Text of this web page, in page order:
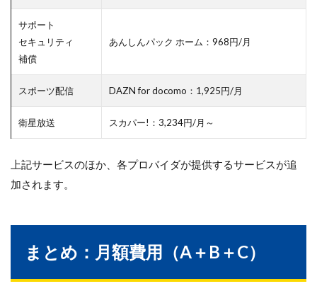
サポート
セキュリティ
補償
あんしんパック ホーム：968円/月
スポーツ配信 DAZN for docomo：1,925円/月
衛星放送 スカパー!：3,234円/月～
上記サービスのほか、各プロバイダが提供するサービスが追
加されます。
まとめ：月額費用（A＋B＋C）